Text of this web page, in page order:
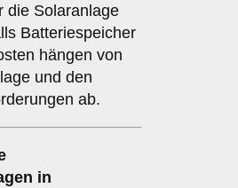
die Solaranlage
Batteriespeicher
hängen von
und den
ab.
in